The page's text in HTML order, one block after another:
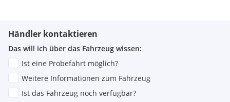
Händler kontaktieren
Das will ich über das Fahrzeug wissen:
Ist eine Probefahrt möglich?
Weitere Informationen zum Fahrzeug
Ist das Fahrzeug noch verfügbar?